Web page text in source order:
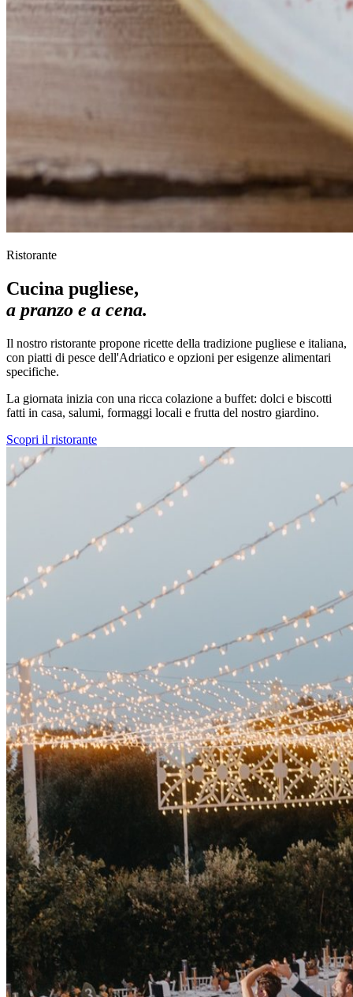
Ristorante
Cucina pugliese,
a pranzo e a cena.
Il nostro ristorante propone ricette della tradizione pugliese e italiana,
con piatti di pesce dell'Adriatico e opzioni per esigenze alimentari
specifiche.
La giornata inizia con una ricca colazione a buffet: dolci e biscotti
fatti in casa, salumi, formaggi locali e frutta del nostro giardino.
Scopri il ristorante